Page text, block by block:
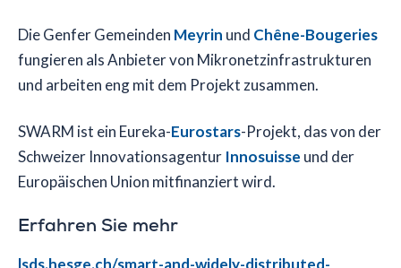
Die Genfer Gemeinden Meyrin und Chêne-Bougeries
fungieren als Anbieter von Mikronetzinfrastrukturen
und arbeiten eng mit dem Projekt zusammen.
SWARM ist ein Eureka-Eurostars-Projekt, das von der
Schweizer Innovationsagentur Innosuisse und der
Europäischen Union mitfinanziert wird.
Erfahren Sie mehr
lsds.hesge.ch/smart-and-widely-distributed-